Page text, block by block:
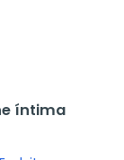
íntima